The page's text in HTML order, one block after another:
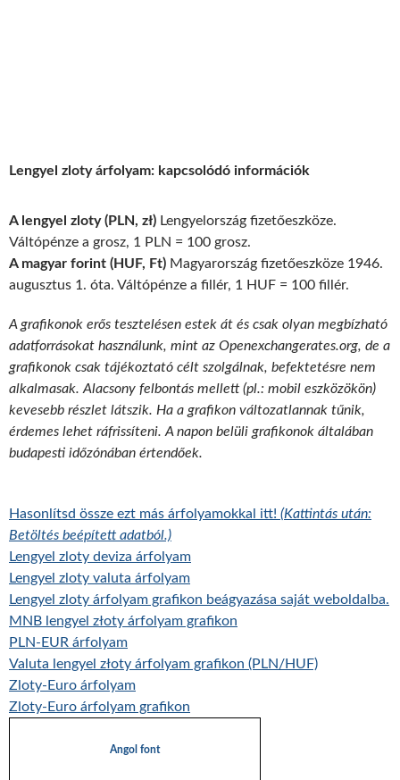
Lengyel zloty árfolyam: kapcsolódó információk
A lengyel zloty (PLN, zł) Lengyelország fizetőeszköze.
Váltópénze a grosz, 1 PLN = 100 grosz.
A magyar forint (HUF, Ft) Magyarország fizetőeszköze 1946.
augusztus 1. óta. Váltópénze a fillér, 1 HUF = 100 fillér.
A grafikonok erős tesztelésen estek át és csak olyan megbízható
adatforrásokat használunk, mint az Openexchangerates.org, de a
grafikonok csak tájékoztató célt szolgálnak, befektetésre nem
alkalmasak. Alacsony felbontás mellett (pl.: mobil eszközökön)
kevesebb részlet látszik. Ha a grafikon változatlannak tűnik,
érdemes lehet ráfrissíteni. A napon belüli grafikonok általában
budapesti időzónában értendőek.
Hasonlítsd össze ezt más árfolyamokkal itt! (Kattintás után:
Betöltés beépített adatból.)
Lengyel zloty deviza árfolyam
Lengyel zloty valuta árfolyam
Lengyel zloty árfolyam grafikon beágyazása saját weboldalba.
MNB lengyel złoty árfolyam grafikon
PLN-EUR árfolyam
Valuta lengyel złoty árfolyam grafikon (PLN/HUF)
Zloty-Euro árfolyam
Zloty-Euro árfolyam grafikon
Angol font